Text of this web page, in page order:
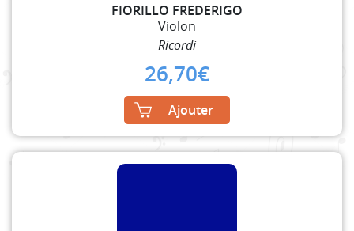
FIORILLO FREDERIGO
Violon
Ricordi
26,70€
Ajouter